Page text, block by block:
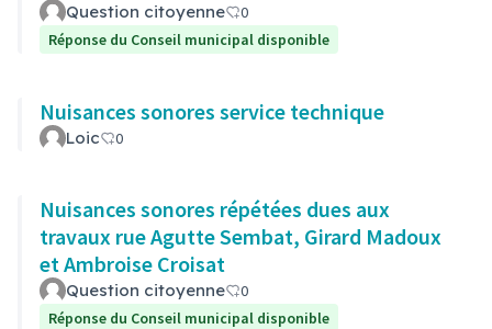
Question citoyenne
0
Réponse du Conseil municipal disponible
Nuisances sonores service technique
Loic 0
Nuisances sonores répétées dues aux
travaux rue Agutte Sembat, Girard Madoux
et Ambroise Croisat
Question citoyenne
0
Réponse du Conseil municipal disponible